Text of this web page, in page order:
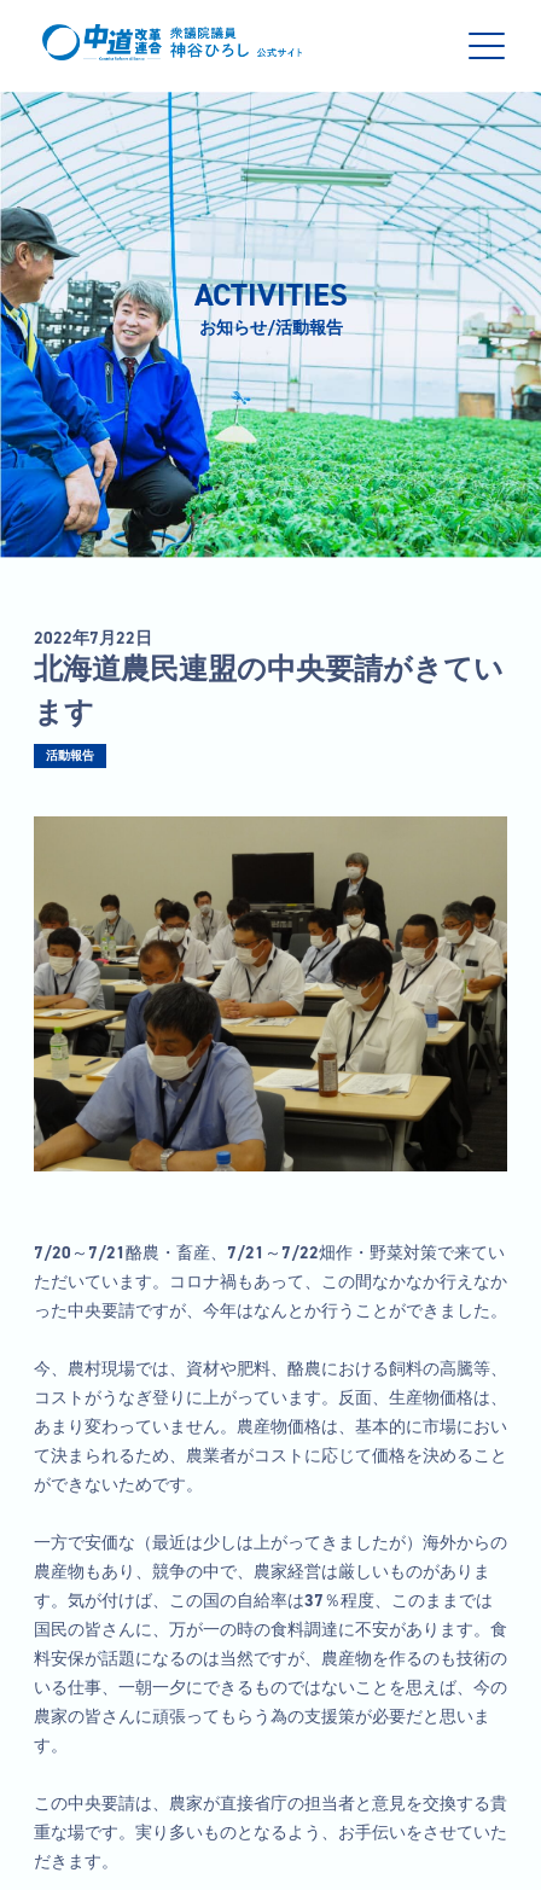
ACTIVITIES
お知らせ/活動報告
2022年7月22日
北海道農民連盟の中央要請がきてい
ます
活動報告
7/20～7/21酪農・畜産、7/21～7/22畑作・野菜対策で来てい
ただいています。コロナ禍もあって、この間なかなか行えなか
った中央要請ですが、今年はなんとか行うことができました。
今、農村現場では、資材や肥料、酪農における飼料の高騰等、
コストがうなぎ登りに上がっています。反面、生産物価格は、
あまり変わっていません。農産物価格は、基本的に市場におい
て決まられるため、農業者がコストに応じて価格を決めること
ができないためです。
一方で安価な（最近は少しは上がってきましたが）海外からの
農産物もあり、競争の中で、農家経営は厳しいものがありま
す。気が付けば、この国の自給率は37％程度、このままでは
国民の皆さんに、万が一の時の食料調達に不安があります。食
料安保が話題になるのは当然ですが、農産物を作るのも技術の
いる仕事、一朝一夕にできるものではないことを思えば、今の
農家の皆さんに頑張ってもらう為の支援策が必要だと思いま
す。
この中央要請は、農家が直接省庁の担当者と意見を交換する貴
重な場です。実り多いものとなるよう、お手伝いをさせていた
だきます。